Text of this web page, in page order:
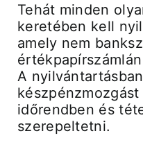
Tehát minden
keretében kell
amely nem
A
időrendben és
szerepeltetni.